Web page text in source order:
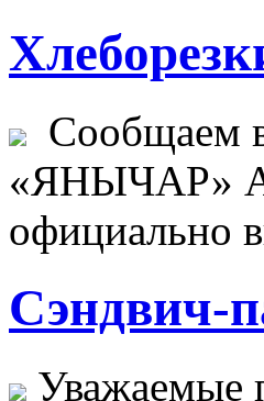
Сообщаем
«ЯНЫЧАР»
официально
Сэндвич-